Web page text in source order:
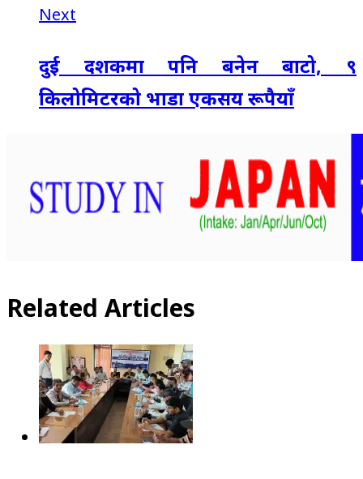
Next
दुई दशकमा पनि बनेन बाटो, ९
किलोमिटरको भाडा एकसय रूपैयाँ
Related Articles